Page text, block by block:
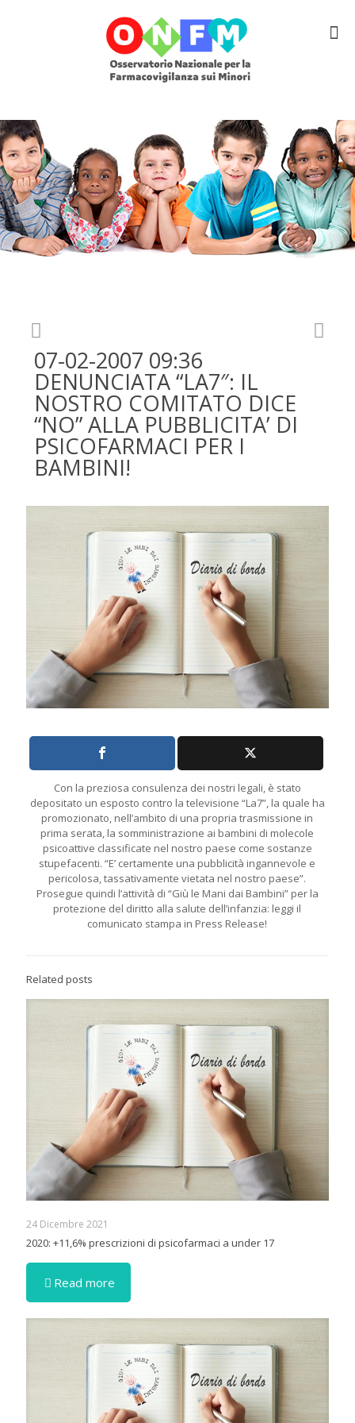
07-02-2007 09:36
DENUNCIATA “LA7″: IL
NOSTRO COMITATO DICE
“NO” ALLA PUBBLICITA’ DI
PSICOFARMACI PER I
BAMBINI!
Con la preziosa consulenza dei nostri legali, è stato
depositato un esposto contro la televisione “La7”, la quale ha
promozionato, nell’ambito di una propria trasmissione in
prima serata, la somministrazione ai bambini di molecole
psicoattive classificate nel nostro paese come sostanze
stupefacenti. “E’ certamente una pubblicità ingannevole e
pericolosa, tassativamente vietata nel nostro paese”.
Prosegue quindi l’attività di “Giù le Mani dai Bambini” per la
protezione del diritto alla salute dell’infanzia: leggi il
comunicato stampa in Press Release!
Related posts
24 Dicembre 2021
2020: +11,6% prescrizioni di psicofarmaci a under 17
Read more